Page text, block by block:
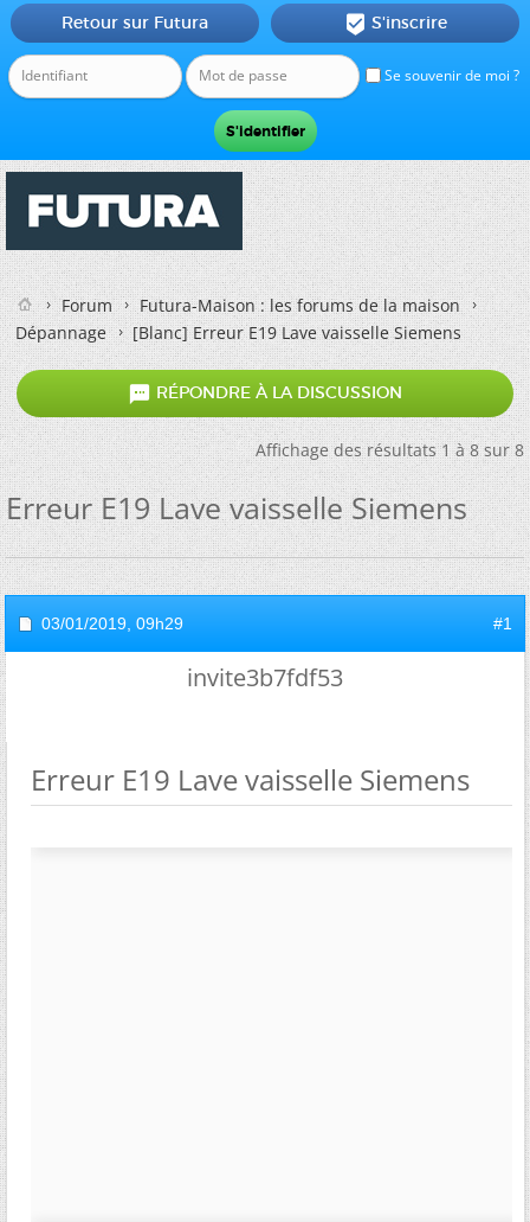
Se souvenir de moi ?
Retour sur Futura  S'inscrire
Forum
Futura-Maison : les forums de la maison
Dépannage
[Blanc]Erreur E19 Lave vaisselle Siemens
 RÉPONDRE À LA DISCUSSION
Affichage des résultats 1 à 8 sur 8
Erreur E19 Lave vaisselle Siemens
03/01/2019, 09h29 #1
invite3b7fdf53
Erreur E19 Lave vaisselle Siemens